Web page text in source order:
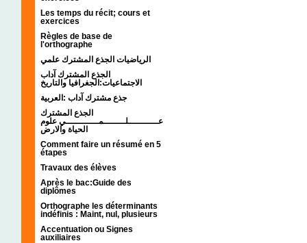
Les temps du récit; cours et
exercices
Règles de base de
l'orthographe
الرياضيات الجذع المشترك علمي
الجذع المشترك آداب
الاجتماعيات:الجغرافيا والتاريخ
جذع مشترك آداب :العربية
الجذع المشترك
عـــــــــــلــــــــمــــــــــــي علوم
الحياة والارض
Comment faire un résumé en 5
étapes
Travaux des élèves
Après le bac:Guide des
diplômes
Orthographe les déterminants
indéfinis : Maint, nul, plusieurs
Accentuation ou Signes
auxiliaires